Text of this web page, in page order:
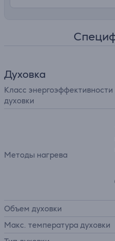
Духовка
Класс энергоэффективности
духовки
Методы нагрева
Объем духовки
Макс. температура духовки